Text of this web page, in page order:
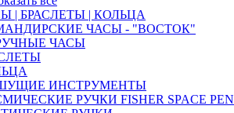
| БРАСЛЕТЫ | КОЛЬЦА
ЧАСЫ - "ВОСТОК"
ЧАСЫ
ИНСТРУМЕНТЫ
РУЧКИ FISHER SPACE PEN